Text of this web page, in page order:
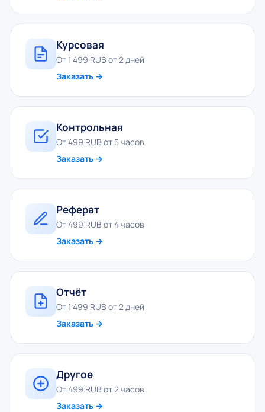
Курсовая
От 1 499 RUB от 2 дней
Заказать →
Контрольная
От 499 RUB от 5 часов
Заказать →
Реферат
От 499 RUB от 4 часов
Заказать →
Отчёт
От 1 499 RUB от 2 дней
Заказать →
Другое
От 499 RUB от 2 часов
Заказать →